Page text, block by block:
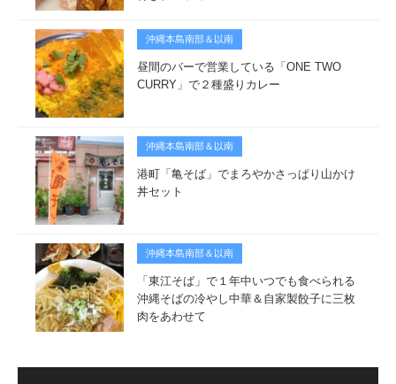
沖縄本島南部＆以南
昼間のバーで営業している「ONE TWO
CURRY」で２種盛りカレー
沖縄本島南部＆以南
港町「亀そば」でまろやかさっぱり山かけ
丼セット
沖縄本島南部＆以南
「東江そば」で１年中いつでも食べられる
沖縄そばの冷やし中華＆自家製餃子に三枚
肉をあわせて